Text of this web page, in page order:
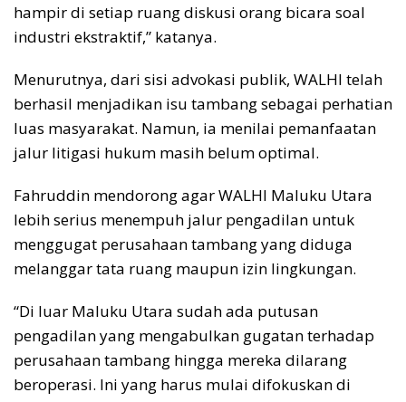
hampir di setiap ruang diskusi orang bicara soal
industri ekstraktif,” katanya.
Menurutnya, dari sisi advokasi publik, WALHI telah
berhasil menjadikan isu tambang sebagai perhatian
luas masyarakat. Namun, ia menilai pemanfaatan
jalur litigasi hukum masih belum optimal.
Fahruddin mendorong agar WALHI Maluku Utara
lebih serius menempuh jalur pengadilan untuk
menggugat perusahaan tambang yang diduga
melanggar tata ruang maupun izin lingkungan.
“Di luar Maluku Utara sudah ada putusan
pengadilan yang mengabulkan gugatan terhadap
perusahaan tambang hingga mereka dilarang
beroperasi. Ini yang harus mulai difokuskan di